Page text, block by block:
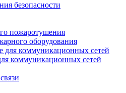
безопасности
пожаротушения
оборудования
коммуникационных сетей